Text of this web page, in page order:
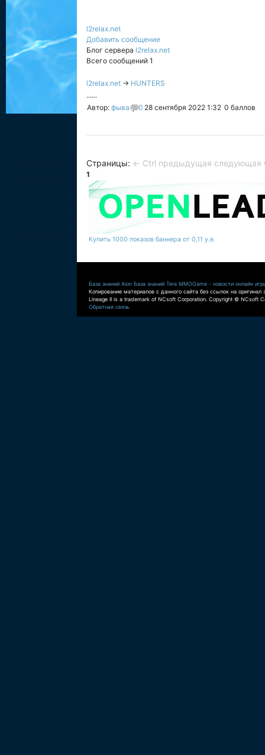
l2relax.net
Добавить сообщение
Блог сервера l2relax.net
Всего сообщений 1
l2relax.net → HUNTERS
......
Автор: фыва 0 28 сентября 2022 1:32 0 баллов
Страницы: ← Ctrl предыдущая следующая
1
Купить 1000 показов баннера от 0,11 у.е.
База знаний Aion База знаний Tera MMOGame - новости онлайн
Копирование материалов с данного сайта без ссылок на оригинал
Lineage II is a trademark of NCsoft Corporation. Copyright © NCsoft
Обратная связь